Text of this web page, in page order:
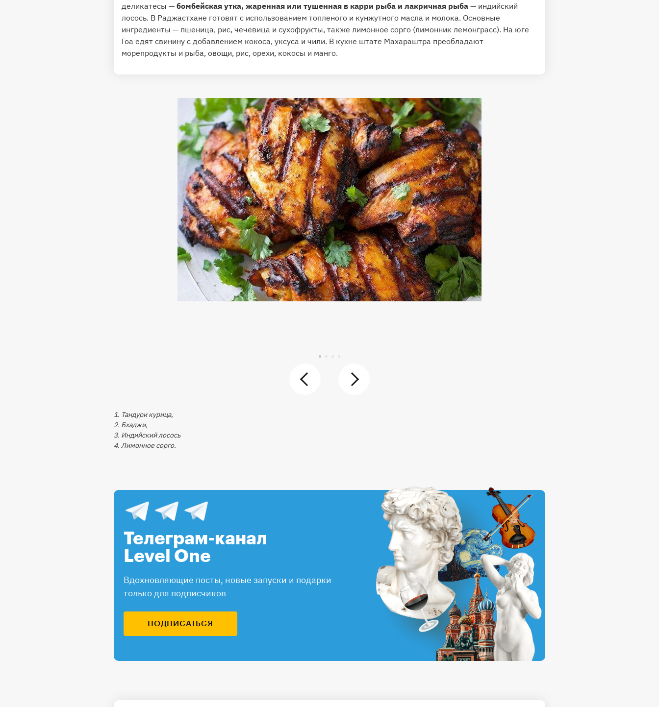
деликатесы — бомбейская утка, жаренная или тушенная в карри рыба и лакричная рыба — индийский
лосось. В Раджастхане готовят с использованием топленого и кунжутного масла и молока. Основные
ингредиенты — пшеница, рис, чечевица и сухофрукты, также лимонное сорго (лимонник лемонграсс). На юге
Гоа едят свинину с добавлением кокоса, уксуса и чили. В кухне штате Махараштра преобладают
морепродукты и рыба, овощи, рис, орехи, кокосы и манго.
1. Тандури курица,
2. Бхаджи,
3. Индийский лосось
4. Лимонное сорго.
Телеграм-канал
Level One
Вдохновляющие посты, новые запуски и подарки
только для подписчиков
ПОДПИСАТЬСЯ